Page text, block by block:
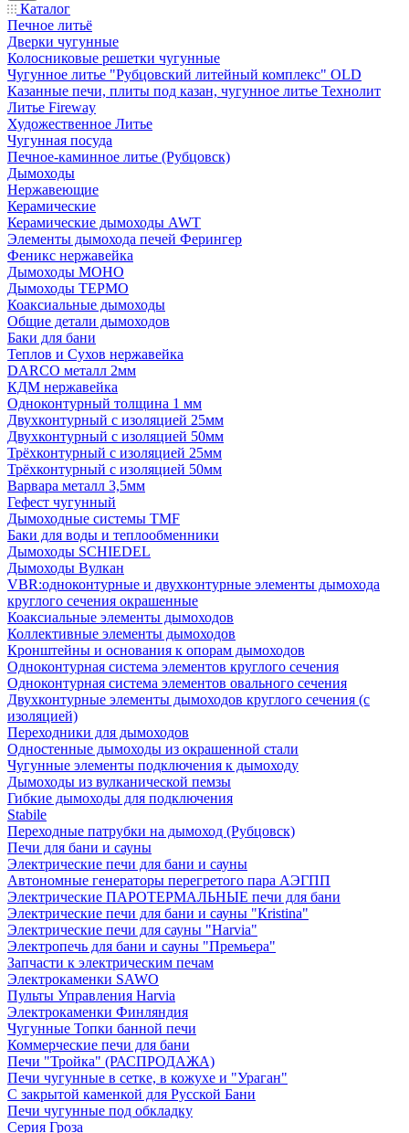
Каталог
Печное литьё
Дверки чугунные
Колосниковые решетки чугунные
Чугунное литье "Рубцовский литейный комплекс" OLD
Казанные печи, плиты под казан, чугунное литье Технолит
Литье Fireway
Художественное Литье
Чугунная посуда
Печное-каминное литье (Рубцовск)
Дымоходы
Нержавеющие
Керамические
Керамические дымоходы AWT
Элементы дымохода печей Ферингер
Феникс нержавейка
Дымоходы МОНО
Дымоходы ТЕРМО
Коаксиальные дымоходы
Общие детали дымоходов
Баки для бани
Теплов и Сухов нержавейка
DARCO металл 2мм
КДМ нержавейка
Одноконтурный толщина 1 мм
Двухконтурный с изоляцией 25мм
Двухконтурный с изоляцией 50мм
Трёхконтурный с изоляцией 25мм
Трёхконтурный с изоляцией 50мм
Варвара металл 3,5мм
Гефест чугунный
Дымоходные системы TMF
Баки для воды и теплообменники
Дымоходы SCHIEDEL
Дымоходы Вулкан
VBR:одноконтурные и двухконтурные элементы дымохода
круглого сечения окрашенные
Коаксиальные элементы дымоходов
Коллективные элементы дымоходов
Кронштейны и основания к опорам дымоходов
Одноконтурная система элементов круглого сечения
Одноконтурная система элементов овального сечения
Двухконтурные элементы дымоходов круглого сечения (с
изоляцией)
Переходники для дымоходов
Одностенные дымоходы из окрашенной стали
Чугунные элементы подключения к дымоходу
Дымоходы из вулканической пемзы
Гибкие дымоходы для подключения
Stabile
Переходные патрубки на дымоход (Рубцовск)
Печи для бани и сауны
Электрические печи для бани и сауны
Автономные генераторы перегретого пара АЭГПП
Электрические ПАРОТЕРМАЛЬНЫЕ печи для бани
Электрические печи для бани и сауны "Кristina"
Электрические печи для сауны "Harvia"
Электропечь для бани и сауны "Премьера"
Запчасти к электрическим печам
Электрокаменки SAWO
Пульты Управления Harvia
Электрокаменки Финляндия
Чугунные Топки банной печи
Коммерческие печи для бани
Печи "Тройка" (РАСПРОДАЖА)
Печи чугунные в сетке, в кожухе и "Ураган"
С закрытой каменкой для Русской Бани
Печи чугунные под обкладку
Серия Гроза